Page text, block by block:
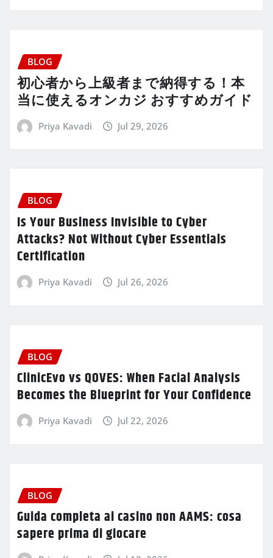
BLOG
初心者から上級者まで納得する！本
当に使えるオンカジ おすすめガイド
Priya Kavadi Jul 29, 2026
BLOG
Is Your Business Invisible to Cyber
Attacks? Not Without Cyber Essentials
Certification
Priya Kavadi Jul 26, 2026
BLOG
ClinicEvo vs QOVES: When Facial Analysis
Becomes the Blueprint for Your Confidence
Priya Kavadi Jul 22, 2026
BLOG
Guida completa ai casino non AAMS: cosa
sapere prima di giocare